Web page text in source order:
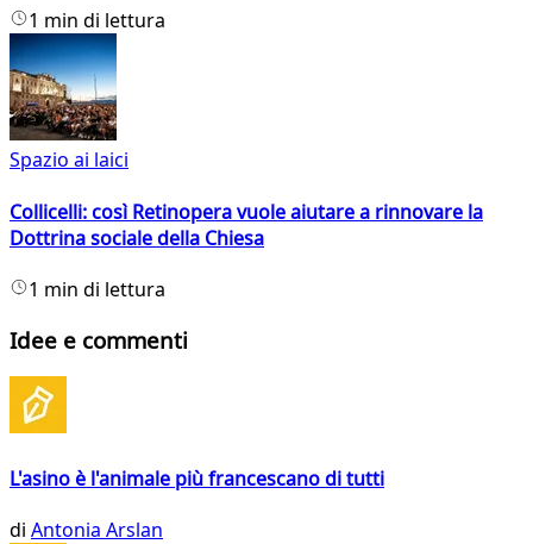
1 min di lettura
Spazio ai laici
Collicelli: così Retinopera vuole aiutare a rinnovare la
Dottrina sociale della Chiesa
1 min di lettura
Idee e commenti
L'asino è l'animale più francescano di tutti
di Antonia Arslan